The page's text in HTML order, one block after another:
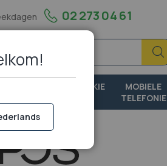
02 273 04 61
PORTOFOON EN WALKIE
MOBIELE
TELEFONIE